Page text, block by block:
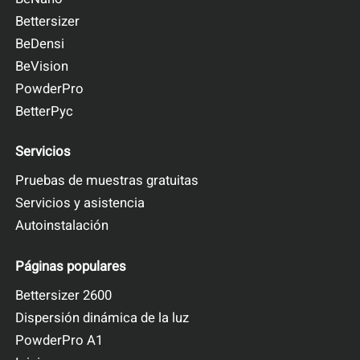
Comparación del análisis
granulométrico por difracción láser en
Bettersizer 2600 y el análisis de imagen
Figura.4 Comparación del análisis de difracción láser y el análisis
de imagen en el tamaño de partícula D10, D50 y D97 en la
muestra A
Bettersizer
BeDensi
BeVision
PowderPro
BetterPyc
Servicios
Pruebas de muestras gratuitas
Servicios y asistencia
Autoinstalación
Páginas populares
Bettersizer 2600
Dispersión dinámica de la luz
PowderPro A1